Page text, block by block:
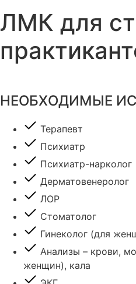
ЛМК для
НЕОБХОДИМЫЕ
Терапевт
Психиатр
Психиатр-нарколог
Дерматовенеролог
ЛОР
Стоматолог
Гинеколог (для
Анализы – крови,
женщин), кала